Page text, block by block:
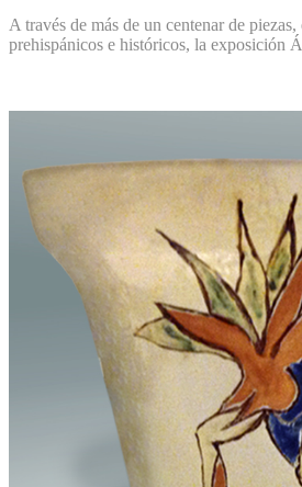
A través de más de un centenar de
prehispánicos e históricos, la exposición